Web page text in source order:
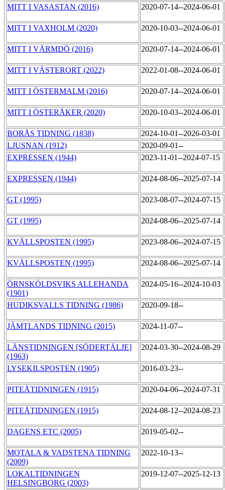
MITT I VASASTAN (2016) 2020-07-14--2024-06-01
MITT I VAXHOLM (2020) 2020-10-03--2024-06-01
MITT I VÄRMDÖ (2016) 2020-07-14--2024-06-01
MITT I VÄSTERORT (2022) 2022-01-08--2024-06-01
MITT I ÖSTERMALM (2016) 2020-07-14--2024-06-01
MITT I ÖSTERÅKER (2020) 2020-10-03--2024-06-01
BORÅS TIDNING (1838)
2024-10-01--2026-03-01
LJUSNAN (1912)
2020-09-01--
EXPRESSEN (1944)
2023-11-01--2024-07-15
EXPRESSEN (1944) 2024-08-06--2025-07-14
GT (1995) 2023-08-07--2024-07-15
GT (1995) 2024-08-06--2025-07-14
KVÄLLSPOSTEN (1995) 2023-08-06--2024-07-15
KVÄLLSPOSTEN (1995) 2024-08-06--2025-07-14
ÖRNSKÖLDSVIKS ALLEHANDA
(1901)
2024-05-16--2024-10-03
HUDIKSVALLS TIDNING (1986) 2020-09-18--
JÄMTLANDS TIDNING (2015) 2024-11-07--
LÄNSTIDNINGEN [SÖDERTÄLJE]
(1963)
2024-03-30--2024-08-29
LYSEKILSPOSTEN (1905) 2016-03-23--
PITEÅTIDNINGEN (1915) 2020-04-06--2024-07-31
PITEÅTIDNINGEN (1915) 2024-08-12--2024-08-23
DAGENS ETC (2005) 2019-05-02--
MOTALA & VADSTENA TIDNING
(2009)
2022-10-13--
LOKALTIDNINGEN
HELSINGBORG (2003)
2019-12-07--2025-12-13